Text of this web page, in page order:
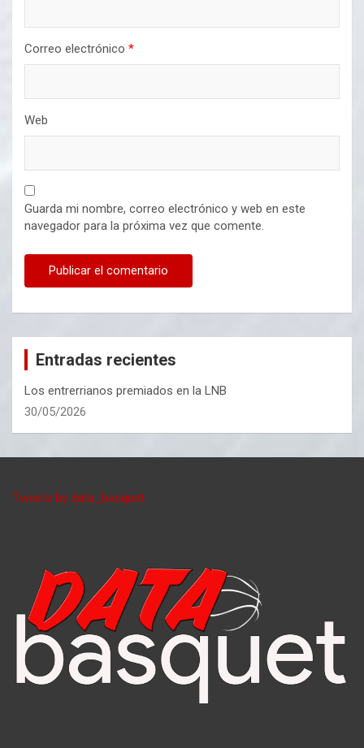
Correo electrónico *
Web
Guarda mi nombre, correo electrónico y web en este
navegador para la próxima vez que comente.
Entradas recientes
Los entrerrianos premiados en la LNB
30/05/2026
Tweets by data_basquet